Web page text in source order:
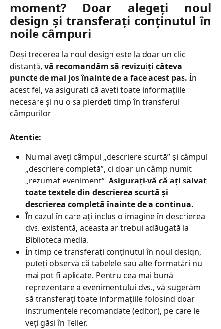
moment? Doar alegeți noul
design și transferați conținutul în
noile câmpuri
Deși trecerea la noul design este la doar un clic
distanță, vă recomandăm să revizuiți câteva
puncte de mai jos înainte de a face acest pas. În
acest fel, va asigurati că aveti toate informațiile
necesare și nu o sa pierdeti timp în transferul
câmpurilor
Atentie:
Nu mai aveți câmpul „descriere scurtă” și câmpul
„descriere completă”, ci doar un câmp numit
„rezumat eveniment”. Asigurați-vă că ați salvat
toate textele din descrierea scurtă și
descrierea completă înainte de a continua.​
În cazul în care ați inclus o imagine în descrierea
dvs. existentă, aceasta ar trebui adăugată la
Biblioteca media.
În timp ce transferați conținutul în noul design,
puteți observa că tabelele sau alte formatări nu
mai pot fi aplicate. Pentru cea mai bună
reprezentare a evenimentului dvs., vă sugerăm
să transferați toate informațiile folosind doar
instrumentele recomandate (editor), pe care le
veți găsi în Teller.